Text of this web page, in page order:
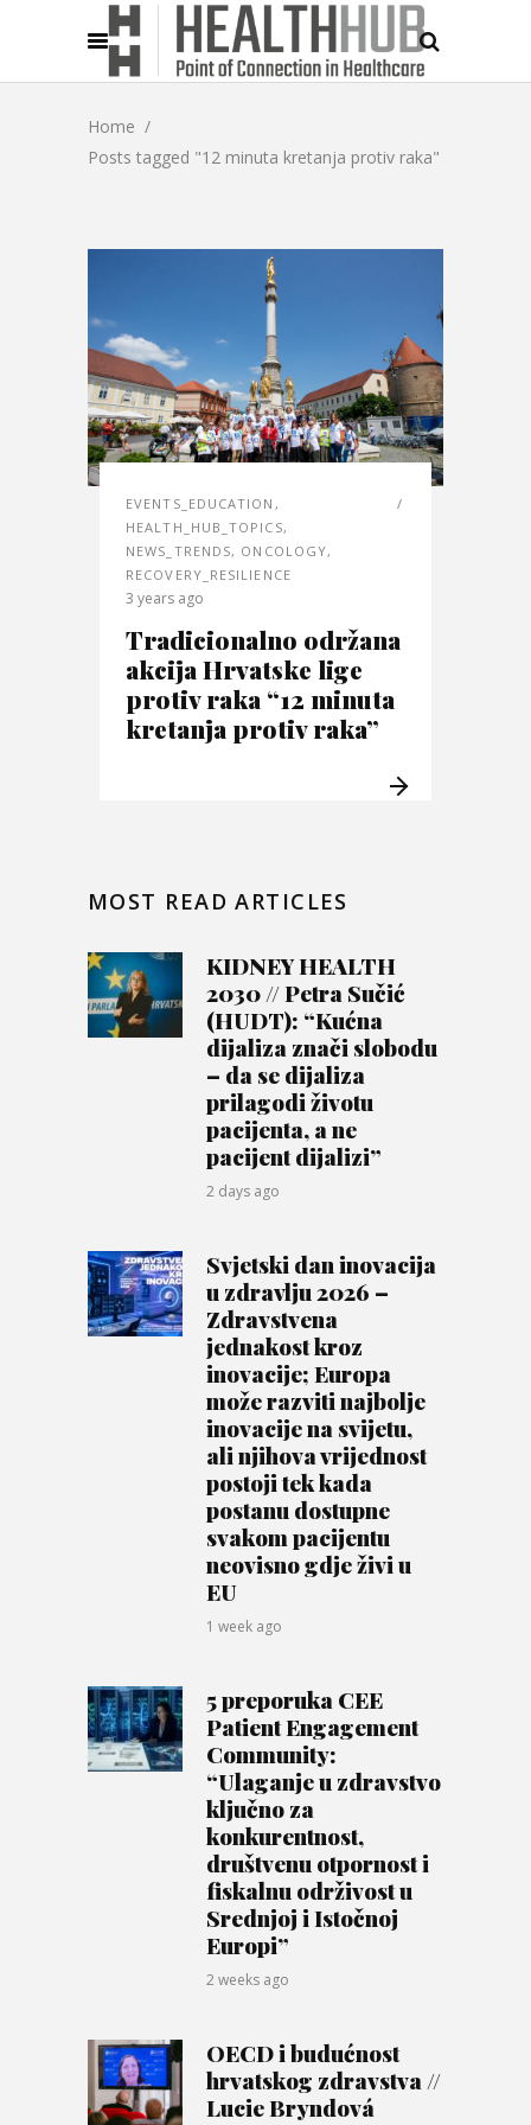
Home /
Posts tagged "12 minuta kretanja protiv raka"
EVENTS_EDUCATION ,
HEALTH_HUB_TOPICS,
NEWS_TRENDS, ONCOLOGY,
RECOVERY_RESILIENCE
3 years ago
Tradicionalno održana
akcija Hrvatske lige
protiv raka “12 minuta
kretanja protiv raka”
MOST READ ARTICLES
KIDNEY HEALTH
2030 // Petra Sučić
(HUDT): “Kućna
dijaliza znači slobodu
– da se dijaliza
prilagodi životu
pacijenta, a ne
pacijent dijalizi”
2 days ago
Svjetski dan inovacija
u zdravlju 2026 –
Zdravstvena
jednakost kroz
inovacije; Europa
može razviti najbolje
inovacije na svijetu,
ali njihova vrijednost
postoji tek kada
postanu dostupne
svakom pacijentu
neovisno gdje živi u
EU
1 week ago
5 preporuka CEE
Patient Engagement
Community:
“Ulaganje u zdravstvo
ključno za
konkurentnost,
društvenu otpornost i
fiskalnu održivost u
Srednjoj i Istočnoj
Europi”
2 weeks ago
OECD i budućnost
hrvatskog zdravstva //
Lucie Bryndová